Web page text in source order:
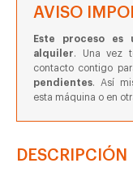
AVISO
Este proceso es
alquiler. Una vez
contacto contigo
pendientes. Así
esta máquina o en
DESCRIPCIÓN